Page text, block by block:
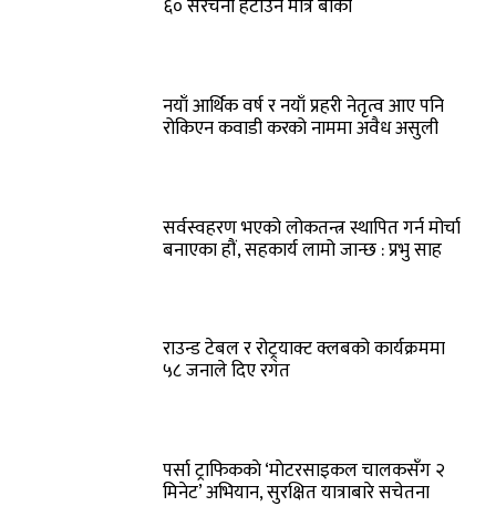
६० संरचना हटाउन मात्र बाँकी
नयाँ आर्थिक वर्ष र नयाँ प्रहरी नेतृत्व आए पनि
रोकिएन कवाडी करको नाममा अवैध असुली
सर्वस्वहरण भएको लोकतन्त्र स्थापित गर्न मोर्चा
बनाएका हौं, सहकार्य लामो जान्छ : प्रभु साह
राउन्ड टेबल र रोट्र्याक्ट क्लबको कार्यक्रममा
५८ जनाले दिए रगत
पर्सा ट्राफिककाे ‘माेटरसाइकल चालकसँग २
मिनेट’ अभियान, सुरक्षित यात्राबारे सचेतना